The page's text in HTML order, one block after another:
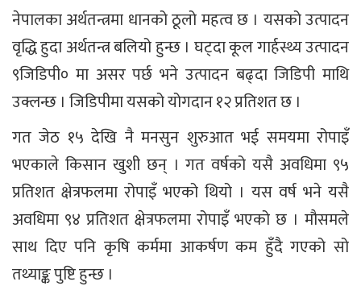
नेपालका अर्थतन्त्रमा धानको ठूलो महत्व छ । यसको उत्पादन
वृद्धि हुदा अर्थतन्त्र बलियो हुन्छ । घट्दा कूल गार्हस्थ्य उत्पादन
९जिडिपी० मा असर पर्छ भने उत्पादन बढ्दा जिडिपी माथि
उक्लन्छ । जिडिपीमा यसको योगदान १२ प्रतिशत छ ।
गत जेठ १५ देखि नै मनसुन शुरुआत भई समयमा रोपाइँ
भएकाले किसान खुशी छन् । गत वर्षको यसै अवधिमा ९५
प्रतिशत क्षेत्रफलमा रोपाइँ भएको थियो । यस वर्ष भने यसै
अवधिमा ९४ प्रतिशत क्षेत्रफलमा रोपाइँ भएको छ । मौसमले
साथ दिए पनि कृषि कर्ममा आकर्षण कम हुँदै गएको सो
तथ्याङ्क पुष्टि हुन्छ ।